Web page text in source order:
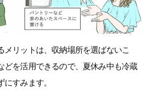
メリットは、収納場所を選ばないこ
どを活用できるので、夏休み中も冷蔵
すみます。